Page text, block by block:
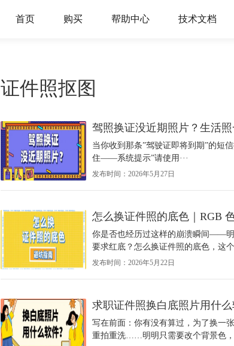
首页 购买 帮助中心 技术文档
证件照抠图
驾照换证没近期照片？生活
当你收到那条”驾驶证即将到期”的短
住——系统提示”请使用···
发布时间：2026年5月27日
怎么换证件照的底色｜RGB
你是否也经历过这样的崩溃瞬间——
要求红底？怎么换证件照的底色，这
发布时间：2026年5月22日
求职证件照换白底照片用什
写在前面：你有没有算过，为了换一
重拍重洗……明明只需要改个背景色，